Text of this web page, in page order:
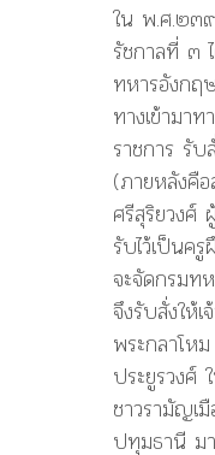
ใน พ.ศ.๒๓
รัชกาลที่ ๓
ทหารอังกฤ
ทางเข้ามาท
ราชการ รับ
(ภายหลังคือ
ศรีสุริยวงศ์
รับไว้เป็นค
จะจัดกรมทห
จึงรับสั่งให้
พระกลาโห
ประยูรวงศ์
ชาวรามัญเ
ปทุมธานี ม